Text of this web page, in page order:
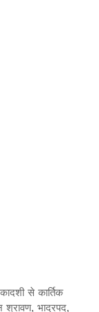
से कार्तिक
श्रावण, भाद्रपद,